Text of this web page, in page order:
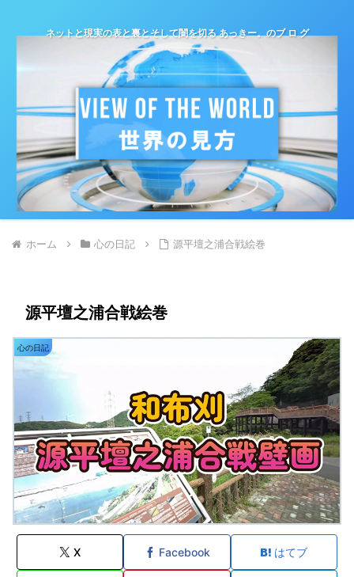
ネットと現実の表と裏とそして闇を切る あっきー。のブ ロ グ
ホーム 心の日記 源平壇之浦合戦絵巻
源平壇之浦合戦絵巻
心の日記
X Facebook はてブ